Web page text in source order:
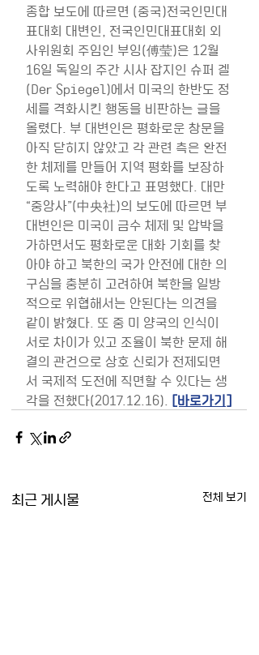
종합 보도에 따르면 (중국)전국인민대
표대회 대변인, 전국인민대표대회 외
사위원회 주임인 부잉(傅莹)은 12월
16일 독일의 주간 시사 잡지인 슈퍼 겔
(Der Spiegel)에서 미국의 한반도 정
세를 격화시킨 행동을 비판하는 글을
올렸다. 부 대변인은 평화로운 창문을
아직 닫히지 않았고 각 관련 측은 완전
한 체제를 만들어 지역 평화를 보장하
도록 노력해야 한다고 표명했다. 대만
“중앙사”(中央社)의 보도에 따르면 부
대변인은 미국이 금수 체제 및 압박을
가하면서도 평화로운 대화 기회를 찾
아야 하고 북한의 국가 안전에 대한 의
구심을 충분히 고려하여 북한을 일방
적으로 위협해서는 안된다는 의견을
같이 밝혔다. 또 중 미 양국의 인식이
서로 차이가 있고 조율이 북한 문제 해
결의 관건으로 상호 신뢰가 전제되면
서 국제적 도전에 직면할 수 있다는 생
각을 전했다(2017.12.16). [바로가기]
최근 게시물 전체 보기